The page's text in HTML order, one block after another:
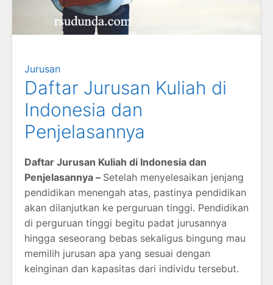
Jurusan
Daftar Jurusan Kuliah di
Indonesia dan
Penjelasannya
Daftar Jurusan Kuliah di Indonesia dan
Penjelasannya – Setelah menyelesaikan jenjang
pendidikan menengah atas, pastinya pendidikan
akan dilanjutkan ke perguruan tinggi. Pendidikan
di perguruan tinggi begitu padat jurusannya
hingga seseorang bebas sekaligus bingung mau
memilih jurusan apa yang sesuai dengan
keinginan dan kapasitas dari individu tersebut.